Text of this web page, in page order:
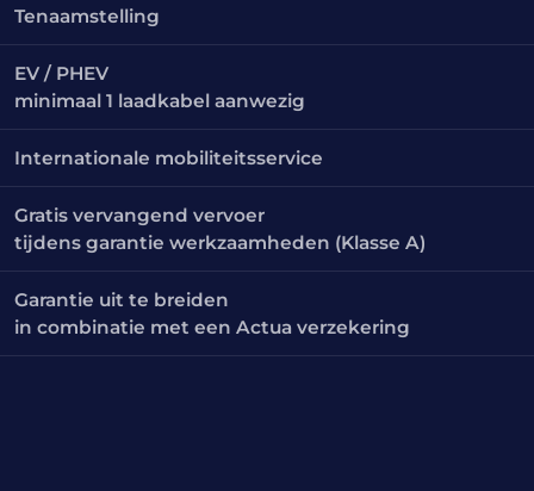
Tenaamstelling
EV / PHEV
minimaal 1 laadkabel aanwezig
Internationale mobiliteitsservice
Gratis vervangend vervoer
tijdens garantie werkzaamheden (Klasse A)
Garantie uit te breiden
in combinatie met een Actua verzekering